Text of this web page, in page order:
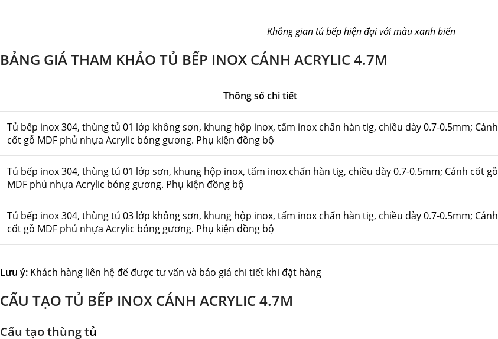
Không gian tủ bếp hiện đại với màu xanh biển
BẢNG GIÁ THAM KHẢO TỦ BẾP INOX CÁNH ACRYLIC 4.7M
Thông số chi tiết
Tủ bếp inox 304, thùng tủ 01 lớp không sơn, khung hộp inox, tấm inox chấn hàn tig, chiều dày 0.7-0.5mm; Cánh
cốt gỗ MDF phủ nhựa Acrylic bóng gương. Phụ kiện đồng bộ
Tủ bếp inox 304, thùng tủ 01 lớp sơn, khung hộp inox, tấm inox chấn hàn tig, chiều dày 0.7-0.5mm; Cánh cốt gỗ
MDF phủ nhựa Acrylic bóng gương. Phụ kiện đồng bộ
Tủ bếp inox 304, thùng tủ 03 lớp không sơn, khung hộp inox, tấm inox chấn hàn tig, chiều dày 0.7-0.5mm; Cánh
cốt gỗ MDF phủ nhựa Acrylic bóng gương. Phụ kiện đồng bộ
Lưu ý: Khách hàng liên hệ để được tư vấn và báo giá chi tiết khi đặt hàng
CẤU TẠO TỦ BẾP INOX CÁNH ACRYLIC 4.7M
Cấu tạo thùng tủ